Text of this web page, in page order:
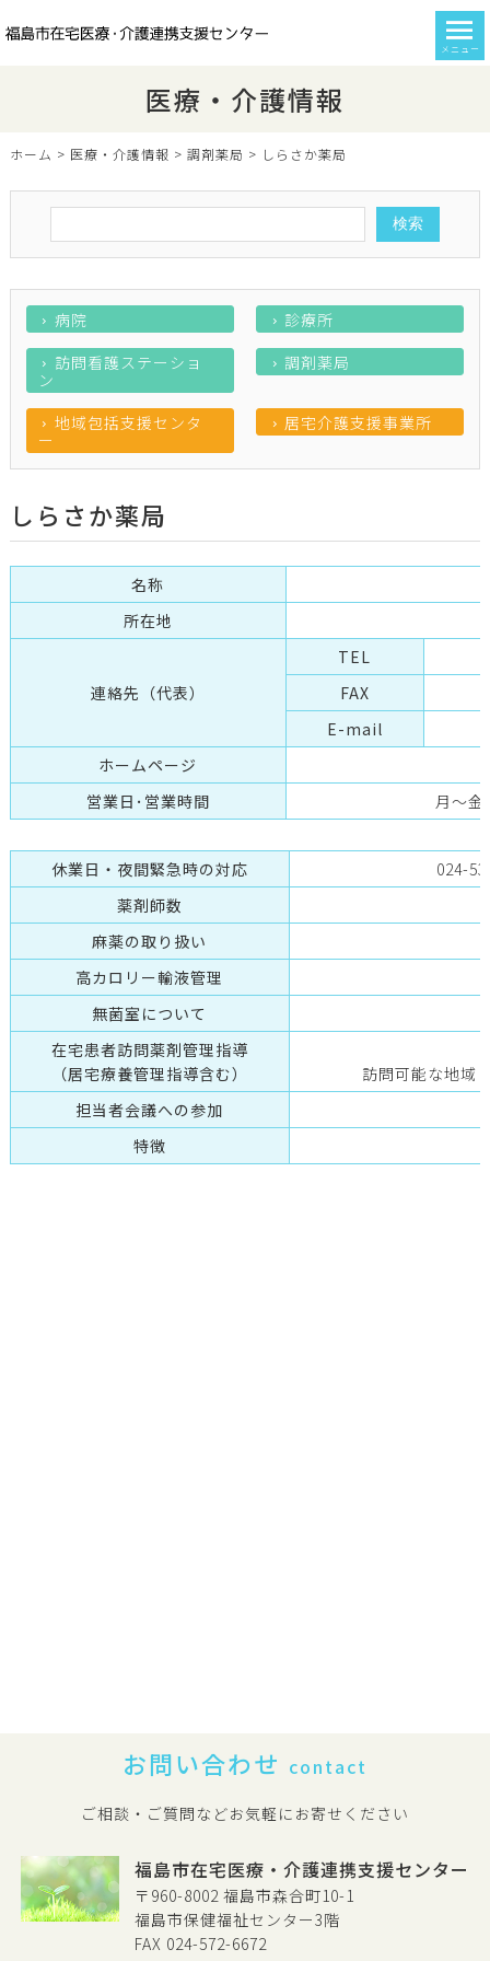
メニュー
医療・介護情報
ホーム > 医療・介護情報 > 調剤薬局 > しらさか薬局
病院
診療所
訪問看護ステーショ
ン
調剤薬局
地域包括支援センタ
ー
居宅介護支援事業所
しらさか薬局
名称
所在地
連絡先（代表）
TEL
FAX
E-mail
ホームページ
営業日･営業時間
月～金
休業日・夜間緊急時の対応
024-
薬剤師数
麻薬の取り扱い
高カロリー輸液管理
無菌室について
在宅患者訪問薬剤管理指導
（居宅療養管理指導含む）
訪問可能な地域
担当者会議への参加
特徴
お問い合わせ contact
ご相談・ご質問などお気軽にお寄せください
福島市在宅医療・介護連携支援センター
〒960-8002 福島市森合町10-1
福島市保健福祉センター3階
FAX 024-572-6672